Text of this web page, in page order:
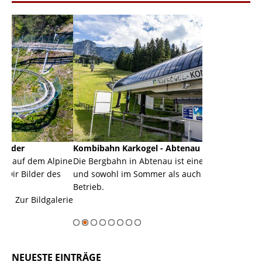
Kombibahn Karkogel - Abtenau - Salzburg
Die Bergbahn in Abtenau ist eine Kombibahn
und sowohl im Sommer als auch im Winter in
NEUESTE EINTRÄGE